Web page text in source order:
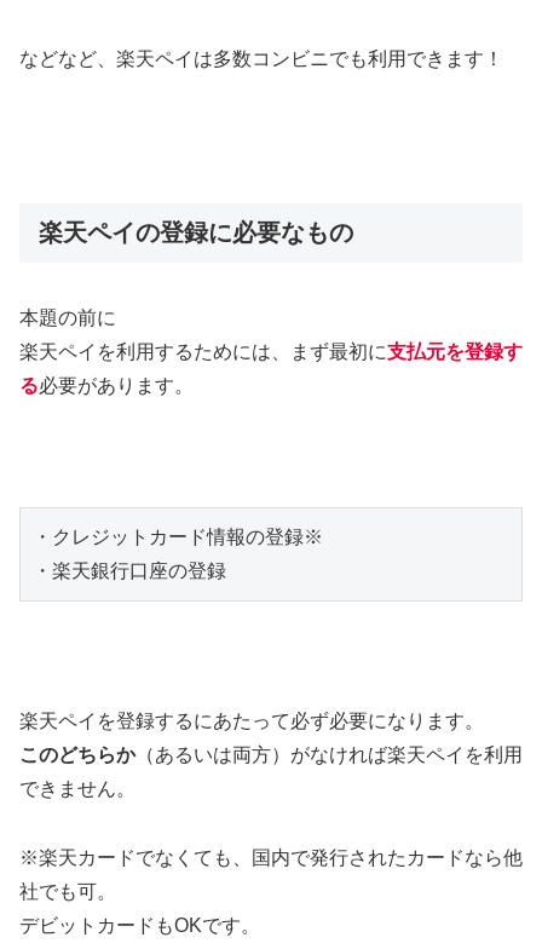
などなど、楽天ペイは多数コンビニでも利用できます！
楽天ペイの登録に必要なもの
本題の前に
楽天ペイを利用するためには、まず最初に支払元を登録す
る必要があります。
・クレジットカード情報の登録※
・楽天銀行口座の登録
楽天ペイを登録するにあたって必ず必要になります。
このどちらか（あるいは両方）がなければ楽天ペイを利用
できません。
※楽天カードでなくても、国内で発行されたカードなら他
社でも可。
デビットカードもOKです。